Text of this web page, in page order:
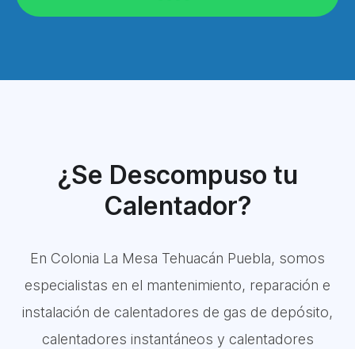
¿Se Descompuso tu
Calentador?
En Colonia La Mesa Tehuacán Puebla, somos
especialistas en el mantenimiento, reparación e
instalación de calentadores de gas de depósito,
calentadores instantáneos y calentadores